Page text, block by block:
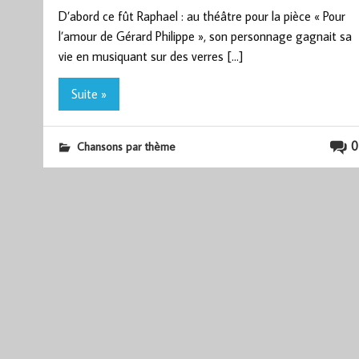
D’abord ce fût Raphael : au théâtre pour la pièce « Pour
l’amour de Gérard Philippe », son personnage gagnait sa
vie en musiquant sur des verres […]
Suite »
0
Chansons par thème